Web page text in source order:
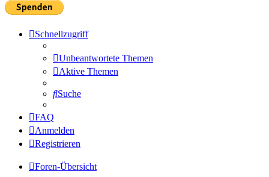
Schnellzugriff
Unbeantwortete Themen
Aktive Themen
Suche
FAQ
Anmelden
Registrieren
Foren-Übersicht